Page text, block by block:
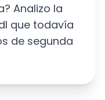
Analizo la
que todavía
de segunda